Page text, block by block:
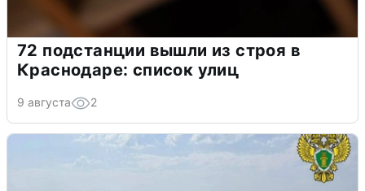
72 подстанции вышли из строя в
Краснодаре: список улиц
9 августа 2